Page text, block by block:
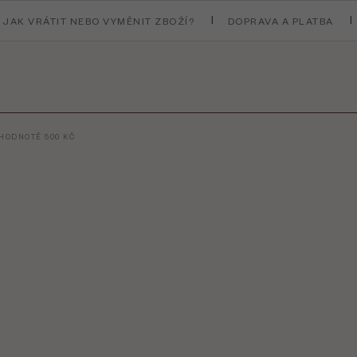
JAK VRÁTIT NEBO VYMĚNIT ZBOŽÍ? DOPRAVA A PLATBA
500 KČ